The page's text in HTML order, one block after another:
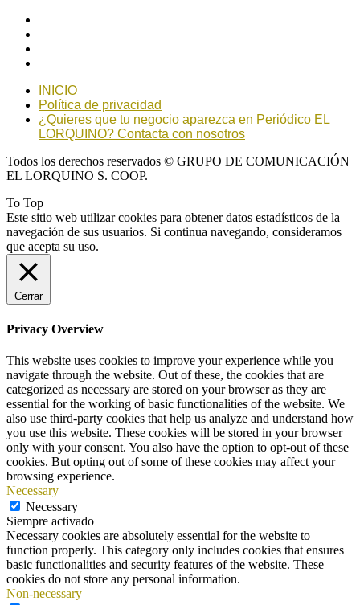
INICIO
Política de privacidad
¿Quieres que tu negocio aparezca en Periódico EL
LORQUINO? Contacta con nosotros
Todos los derechos reservados © GRUPO DE COMUNICACIÓN
EL LORQUINO S. COOP.
To Top
Este sitio web utilizar cookies para obtener datos estadísticos de la
navegación de sus usuarios. Si continua navegando, consideramos
que acepta su uso.
Cerrar
Privacy Overview
This website uses cookies to improve your experience while you
navigate through the website. Out of these, the cookies that are
categorized as necessary are stored on your browser as they are
essential for the working of basic functionalities of the website. We
also use third-party cookies that help us analyze and understand how
you use this website. These cookies will be stored in your browser
only with your consent. You also have the option to opt-out of these
cookies. But opting out of some of these cookies may affect your
browsing experience.
Necessary
Necessary
Siempre activado
Necessary cookies are absolutely essential for the website to
function properly. This category only includes cookies that ensures
basic functionalities and security features of the website. These
cookies do not store any personal information.
Non-necessary